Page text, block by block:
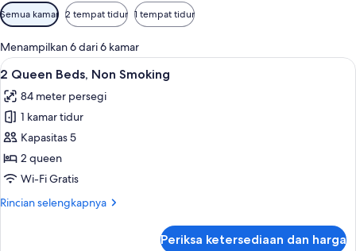
Filter
tersedia
untuk
kamar
Semua kamar 2 tempat tidur 1 tempat tidur
Menampilkan 6 dari 6 kamar
Lihat
semua
foto
untuk
2
Queen
Beds,
Smoking
Seprai premium, meja kerja, tirai
7
2 Queen Beds, Non Smoking
84 meter persegi
1 kamar tidur
Kapasitas 5
2 queen
Wi-Fi Gratis
Rincian selengkapnya
Rincian
Periksa ketersediaan dan harga